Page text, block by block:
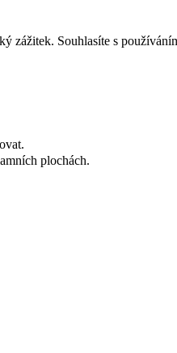
zážitek. Souhlasíte s
plochách.